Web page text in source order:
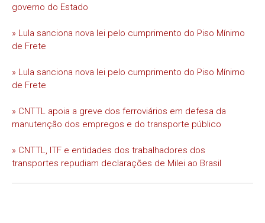
governo do Estado
» Lula sanciona nova lei pelo cumprimento do Piso Mínimo
de Frete
» Lula sanciona nova lei pelo cumprimento do Piso Mínimo
de Frete
» CNTTL apoia a greve dos ferroviários em defesa da
manutenção dos empregos e do transporte público
» CNTTL, ITF e entidades dos trabalhadores dos
transportes repudiam declarações de Milei ao Brasil